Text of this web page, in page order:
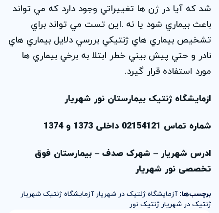
شد كه آيا در ژن ها تغييراتي وجود دارد كه مي تواند
باعث بيماري شود يا نه .اين تست مي تواند براي
تشخيص بيماري هاي ژنتيكي بررسي دلايل بيماري هاي
نادر و حتي پيش بيني خطر ابتلا به برخي بيماري ها
مورد استفاده قرار گيرد.
ازمایشگاه ژنتیک بیمارستان نور شهریار
شماره تماس 02154121 داخلی 1373 و 1374
ادرس شهریار – شهرک صدف – بیمارستان فوق
تخصصی نور شهریار
برچسب‌ها:آزمایشگاه ژنتیک در شهریار آزمایشگاه ژنتیک شهریار
ژنتیک در شهریار ژنتیک نور